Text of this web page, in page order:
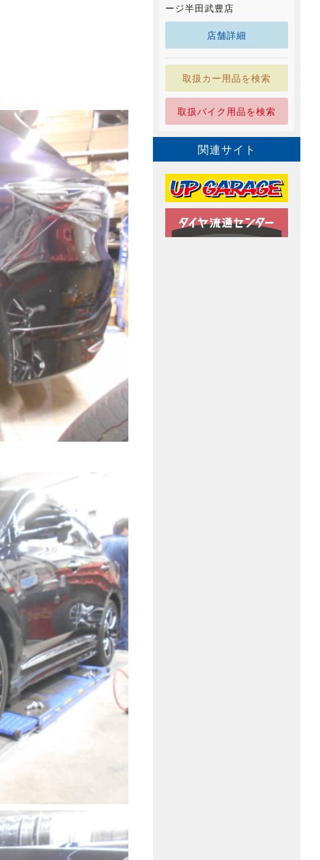
ージ半田武豊店
店舗詳細
取扱カー用品を検索
取扱バイク用品を検索
関連サイト